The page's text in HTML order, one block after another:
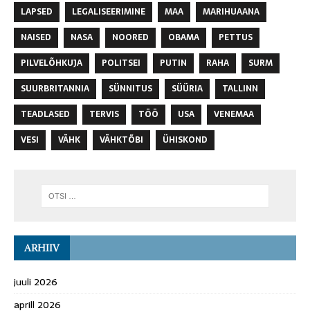
LAPSED
LEGALISEERIMINE MAA
MARIHUAANA
NAISED
NASA NOORED OBAMA
PETTUS
PILVELÕHKUJA
POLITSEI PUTIN RAHA
SURM
SUURBRITANNIA
SÜNNITUS SÜÜRIA
TALLINN
TEADLASED
TERVIS TÖÖ USA
VENEMAA
VESI
VÄHK VÄHKTÕBI ÜHISKOND
ARHIIV
juuli 2026
aprill 2026